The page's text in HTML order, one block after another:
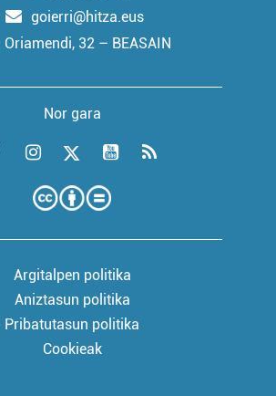
goierri@hitza.eus
Oriamendi, 32 – BEASAIN
Nor gara
Argitalpen politika
Aniztasun politika
Pribatutasun politika
Cookieak